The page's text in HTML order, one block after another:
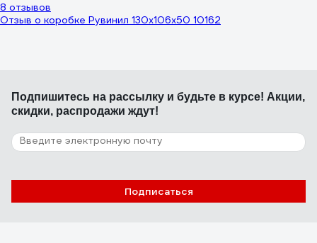
8 отзывов
Отзыв о коробке Рувинил 130х106х50 10162
Игорь
04.12.2023
Не плохая коробка, но ещё не ставил
82 отзыва
Отзыв о распаечной коробке Navigator 93 768 nss-db-sw-68-
Подпишитесь на рассылку и будьте в курсе! Акции,
скидки, распродажи ждут!
Подписаться